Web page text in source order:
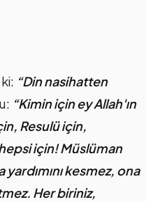
“Din nasihatten
“Kimin için ey Allah'ın
Resulü için,
için! Müslüman
kesmez, ona
Her biriniz,